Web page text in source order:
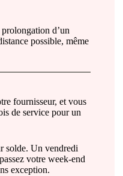
d’un
possible, même
fournisseur, et vous
de service pour un
solde. Un vendredi
votre week-end
exception.